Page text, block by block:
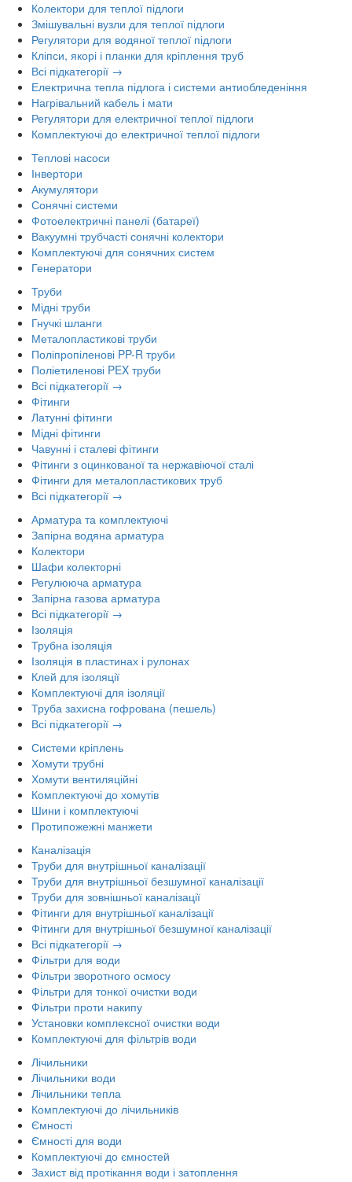
Колектори для теплої підлоги
Змішувальні вузли для теплої підлоги
Регулятори для водяної теплої підлоги
Кліпси, якорі і планки для кріплення труб
Всі підкатегорії →
Електрична тепла підлога і системи антиобледеніння
Нагрівальний кабель і мати
Регулятори для електричної теплої підлоги
Комплектуючі до електричної теплої підлоги
Теплові насоси
Інвертори
Акумулятори
Сонячні системи
Фотоелектричні панелі (батареї)
Вакуумні трубчасті сонячні колектори
Комплектуючі для сонячних систем
Генератори
Труби
Мідні труби
Гнучкі шланги
Металопластикові труби
Поліпропіленові PP-R труби
Поліетиленові PEX труби
Всі підкатегорії →
Фітинги
Латунні фітинги
Мідні фітинги
Чавунні і сталеві фітинги
Фітинги з оцинкованої та нержавіючої сталі
Фітинги для металопластикових труб
Всі підкатегорії →
Арматура та комплектуючі
Запірна водяна арматура
Колектори
Шафи колекторні
Регулююча арматура
Запірна газова арматура
Всі підкатегорії →
Ізоляція
Трубна ізоляція
Ізоляція в пластинах і рулонах
Клей для ізоляції
Комплектуючі для ізоляції
Труба захисна гофрована (пешель)
Всі підкатегорії →
Системи кріплень
Хомути трубні
Хомути вентиляційні
Комплектуючі до хомутів
Шини і комплектуючі
Протипожежні манжети
Каналізація
Труби для внутрішньої каналізації
Труби для внутрішньої безшумної каналізації
Труби для зовнішньої каналізації
Фітинги для внутрішньої каналізації
Фітинги для внутрішньої безшумної каналізації
Всі підкатегорії →
Фільтри для води
Фільтри зворотного осмосу
Фільтри для тонкої очистки води
Фільтри проти накипу
Установки комплексної очистки води
Комплектуючі для фільтрів води
Лічильники
Лічильники води
Лічильники тепла
Комплектуючі до лічильників
Ємності
Ємності для води
Комплектуючі до ємностей
Захист від протікання води і затоплення